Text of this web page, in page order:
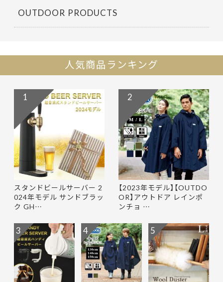
OUTDOOR PRODUCTS
人気商品ランキング
スタンドビールサーバー 2
024年モデル サンドブラッ
ク GH…
1
【2023年モデル】【OUTDO
OR】アウトドア レインポ
ンチョ …
2
3 4 5